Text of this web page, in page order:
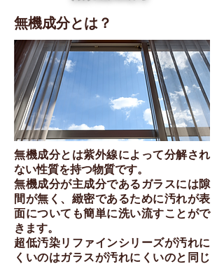
無機成分とは？
無機成分とは紫外線によって分解され
ない性質を持つ物質です。
無機成分が主成分であるガラスには隙
間が無く、緻密であるために汚れが表
面についても簡単に洗い流すことがで
きます。
超低汚染リファインシリーズが汚れに
くいのはガラスが汚れにくいのと同じ